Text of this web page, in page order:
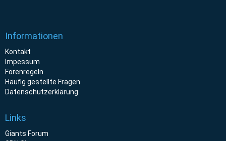
Informationen
Kontakt
Impessum
Forenregeln
Häufig gestellte Fragen
Datenschutzerklärung
Links
Giants Forum